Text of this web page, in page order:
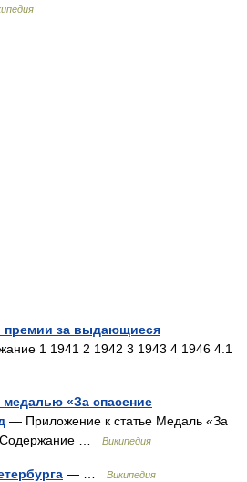
премии за выдающиеся
1 1941 2 1942 3 1943 4 1946 4.1
«За спасение
— Приложение к статье Медаль «За
Содержание …
Википедия
— … Википедия